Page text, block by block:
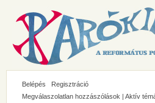
Belépés Regisztráció
Megválaszolatlan hozzászólások | Aktív